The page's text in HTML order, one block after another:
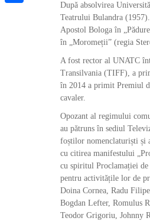
După absolvirea
Teatrului Bulandra
Apostol Bologa în
în „Moromeții” (regia
A fost rector al UNATC
Transilvania (TIFF), a
în 2014 a primit Premiul
cavaler.
Opozant al regimului
au pătruns în sediul
foștilor nomenclaturiști și
cu citirea manifestului
cu spiritul Proclamației
pentru activitățile lor de
Doina Cornea, Radu
Bogdan Lefter, Romulus
Teodor Grigoriu, Johnny